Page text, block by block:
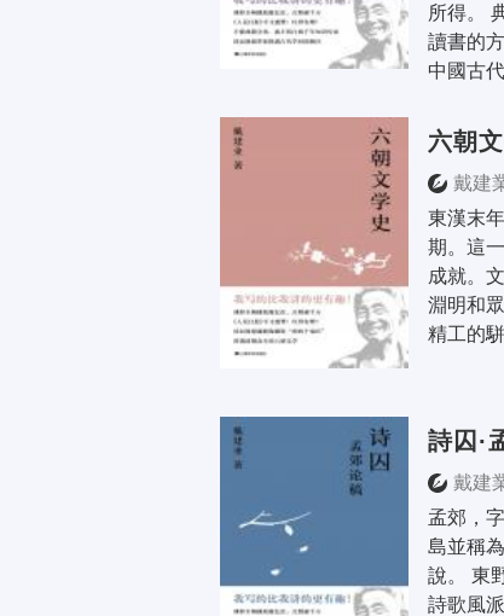
所得。
讀書的
中國古
六朝
戴建
東漢末
期。這
成就。
淵明和
精工的
詩囚·
戴建
孟郊，
島並稱
說。 東
詩歌風